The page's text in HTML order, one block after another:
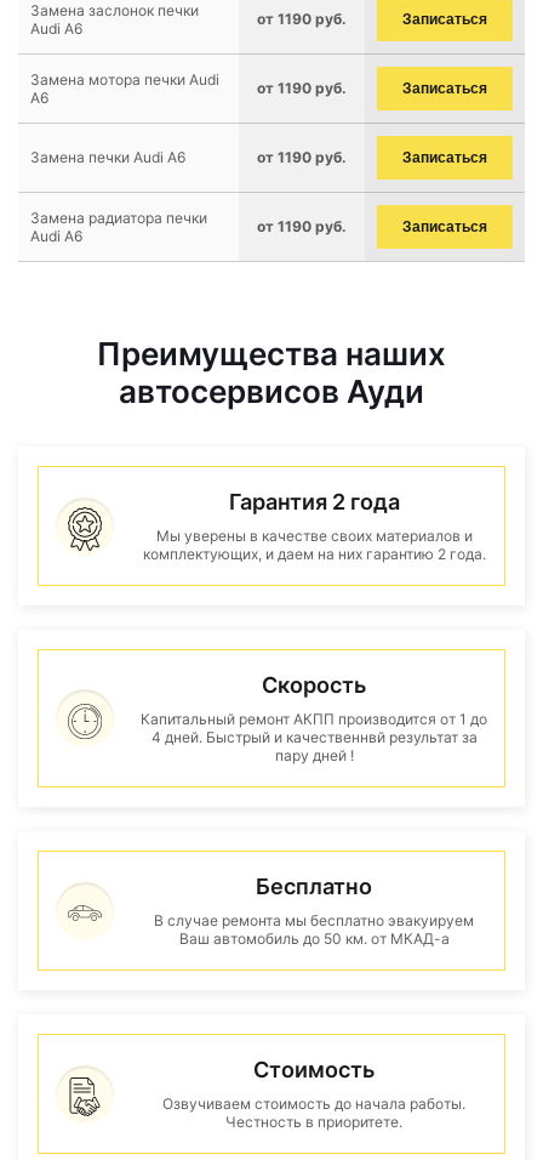
Замена заслонок печки
Audi A6
от 1190 руб. Записаться
Замена мотора печки Audi
A6
от 1190 руб. Записаться
Замена печки Audi A6 от 1190 руб. Записаться
Замена радиатора печки
Audi A6
от 1190 руб. Записаться
Преимущества наших
автосервисов Ауди
Гарантия 2 года
Мы уверены в качестве своих материалов и
комплектующих, и даем на них гарантию 2 года.
Скорость
Капитальный ремонт АКПП производится от 1 до
4 дней. Быстрый и качественнвй результат за
пару дней !
Бесплатно
В случае ремонта мы бесплатно эвакуируем
Ваш автомобиль до 50 км. от МКАД-а
Стоимость
Озвучиваем стоимость до начала работы.
Честность в приоритете.